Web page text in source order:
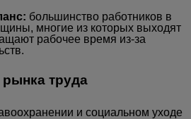
большинство работников в
многие из которых выходят
рабочее время из-за
труда
и социальном уходе